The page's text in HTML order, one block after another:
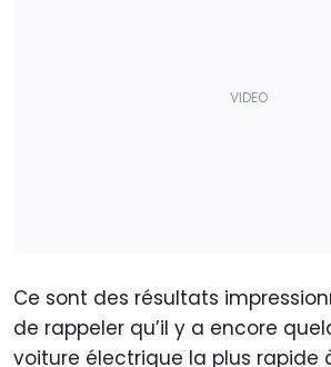
Ce sont des résultats
de rappeler qu’il y a encore
voiture électrique la plus rapide